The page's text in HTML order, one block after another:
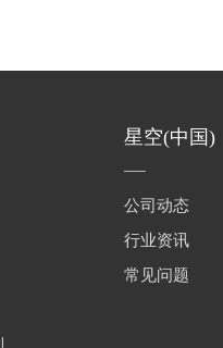
星空(中国)
公司动态
行业资讯
常见问题